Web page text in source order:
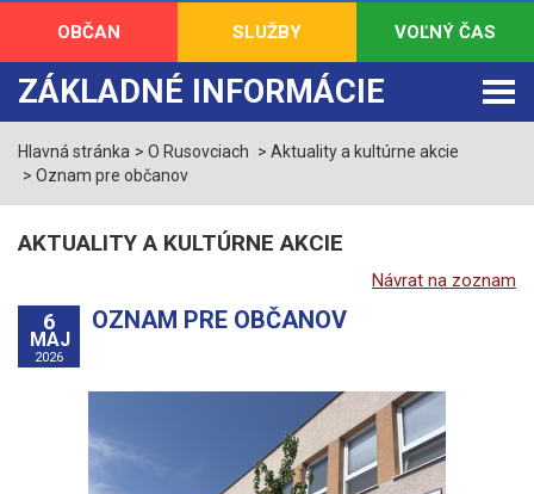
ZÁKLADNÉ INFORMÁCIE
OBČAN SLUŽBY VOĽNÝ ČAS
Hlavná stránka O Rusovciach
Aktuality a kultúrne akcie
Oznam pre občanov
AKTUALITY A KULTÚRNE AKCIE
Návrat na zoznam
6
MAJ
2026
OZNAM PRE OBČANOV